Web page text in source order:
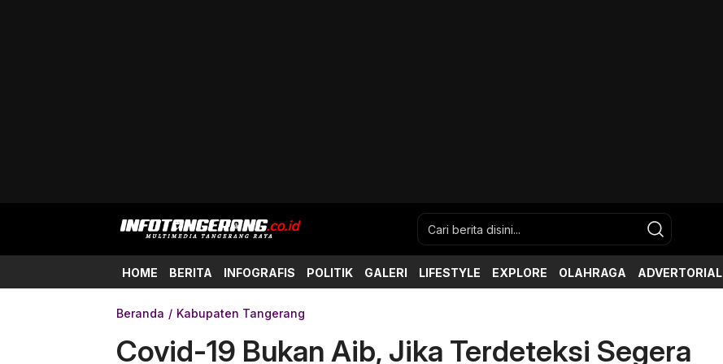
HOME BERITA INFOGRAFIS POLITIK GALERI LIFESTYLE EXPLORE OLAHRAGA ADVERTORIAL
Beranda Kabupaten Tangerang
Covid-19 Bukan Aib, Jika Terdeteksi Segera